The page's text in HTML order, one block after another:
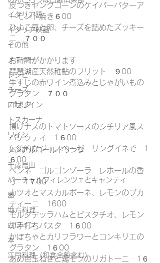
イタリア語
イタリア映画
その他
メニュー
レシピ
チーズ
ロゼワイン
トスカーナ
ワイン
ノンアルコールドリンク
千歳烏山
バーチャルフィレンツェとキャンティ
器
地方料理
白ワイン
本
江戸料理（和食全般含む）
皮つきヤングコーンのケイパーバターア
ーモンド焼き６00
ひよこ豆と卵、チーズを詰めたズッキー
ニ　７００
お時間がかかります
琵琶湖産天然稚鮎のフリット　９00
牛すじの赤ワイン煮込みとじゃがいもの
グラタン　７００
パスタ
揚げナスのトマトソースのシチリア風ス
パゲッティ　1６00
伝統的なジェノベーゼ　リングイネで　1
６00
ペンネ　ゴルゴンゾーラ　レホールの香
り　1７00
カツオとマスカルポーネ、レモンのブカ
ティーニ　1600
モルタデッラハムとピスタチオ、レモン
の手打ちパスタ　1６00
かぼちゃとカリフラワーとコンキリエの
グラタン　1６00
あめ色玉ねぎと鶏モツのリガトーニ　1６